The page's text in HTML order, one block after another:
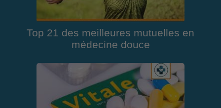
Top 21 des meilleures mutuelles en
médecine douce